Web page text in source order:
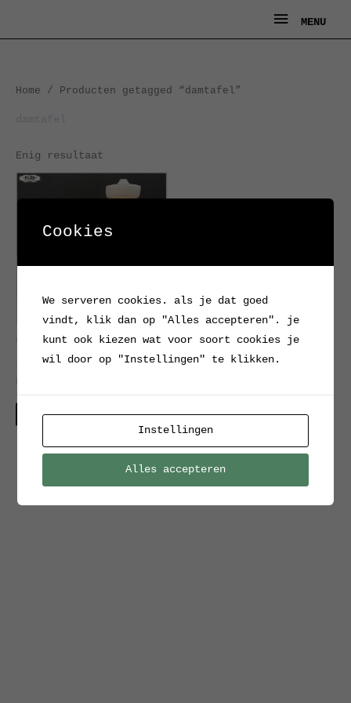
MENU
MENU
Home / Producten getagged “damtafel”
Enig resultaat
Vintage koffietafel /
schaaktafel, Hikor
Verkocht
Cookies
We serveren cookies. als je dat goed
vindt, klik dan op "Alles accepteren". je
kunt ook kiezen wat voor soort cookies je
wil door op "Instellingen" te klikken.
Instellingen
Alles accepteren